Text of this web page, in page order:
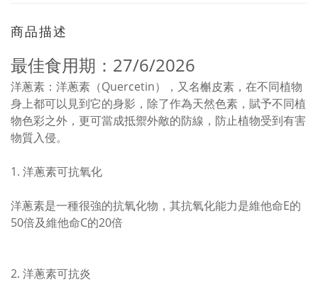
商品描述
最佳食用期：27/6/2026
洋蔥素：洋蔥素（Quercetin），又名槲皮素，在不同植物
身上都可以見到它的身影，除了作為天然色素，賦予不同植
物色彩之外，更可當成抵禦外敵的防線，防止植物受到有害
物質入侵。
1. 洋蔥素可抗氧化
洋蔥素是一種很強的抗氧化物，其抗氧化能力是維他命E的
50倍及維他命C的20倍
2. 洋蔥素可抗炎